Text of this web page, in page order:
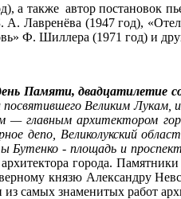
а также автор постановок
Лавренёва (1947 год),
Ф. Шиллера (1971 год) и
Памяти, двадцатилетие
Великим Лукам,
— главным архитектором
депо, Великолукский
Бутенко - площадь и
города.
князю Александру
самых знаменитых работ